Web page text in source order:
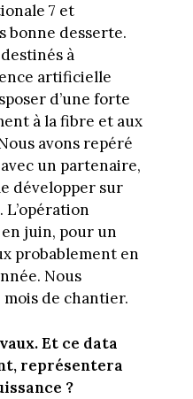
7 et
bonne desserte.
à
artificielle
d’une forte
à la fibre et aux
avons repéré
un partenaire,
développer sur
L’opération
juin, pour un
probablement en
Nous
de chantier.
Et ce data
représentera
?